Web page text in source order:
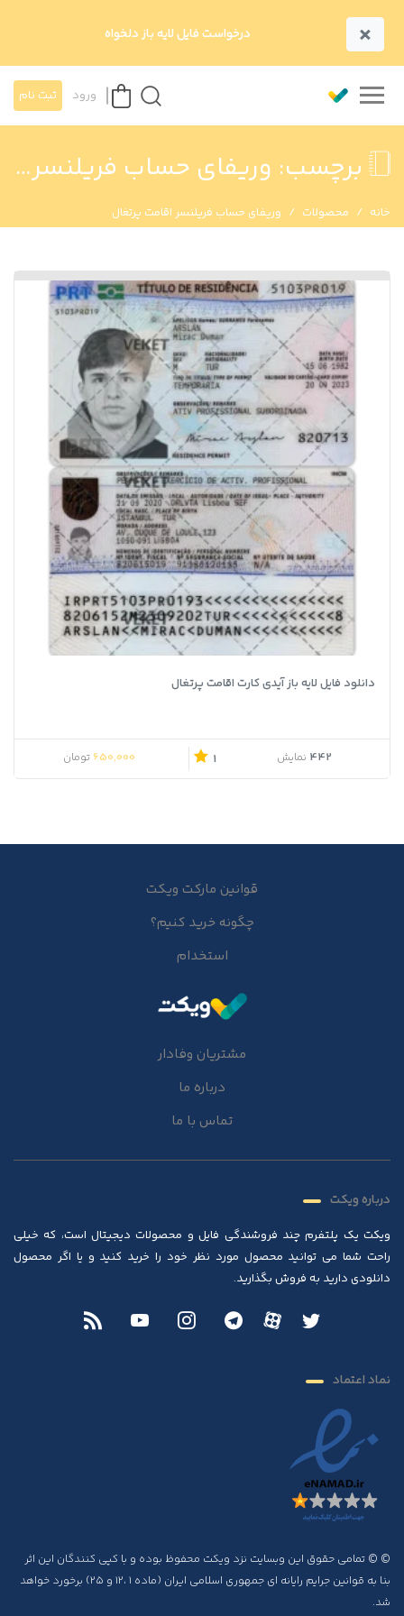
× درخواست فایل لایه باز دلخواه
ورود ثبت نام
برچسب: وریفای حساب فریلنسر اقامت پرتغال
خانه محصولات وریفای حساب فریلنسر اقامت پرتغال
دانلود فایل لایه باز آیدی کارت اقامت پرتغال
442 نمایش 1
650,000تومان
قوانین مارکت ویکت
چگونه خرید کنیم؟
استخدام
مشتریان وفادار
درباره ما
تماس با ما
درباره ویکت
ویکت یک پلتفرم چند فروشندگی فایل و محصولات دیجیتال است، که خیلی
راحت شما می توانید محصول مورد نظر خود را خرید کنید و یا اگر محصول
دانلودی دارید به فروش بگذارید.
نماد اعتماد
© © تمامی حقوق این وبسایت نزد ویکت محفوظ بوده و با کپی کنندگان این اثر
بنا به قوانین جرایم رایانه ای جمهوری اسلامی ایران (ماده ۱ ،۱۲ و ۲۵) برخورد خواهد
شد.